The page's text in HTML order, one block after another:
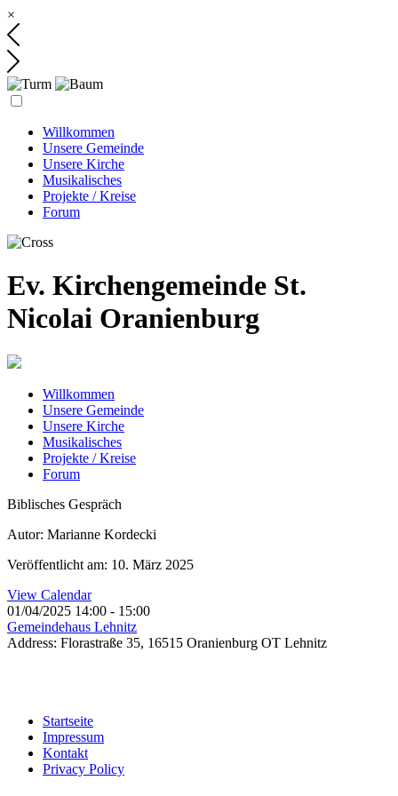
×
Willkommen
Unsere Gemeinde
Unsere Kirche
Musikalisches
Projekte / Kreise
Forum
Ev. Kirchengemeinde St.
Nicolai Oranienburg
Willkommen
Unsere Gemeinde
Unsere Kirche
Musikalisches
Projekte / Kreise
Forum
Biblisches Gespräch
Autor: Marianne Kordecki
Veröffentlicht am: 10. März 2025
View Calendar
01/04/2025 14:00 - 15:00
Gemeindehaus Lehnitz
Address: Florastraße 35, 16515 Oranienburg OT Lehnitz
Startseite
Impressum
Kontakt
Privacy Policy